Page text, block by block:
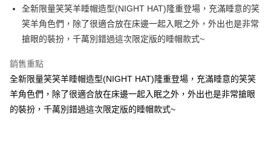
Apple Pay
街口支付
AFTEE先享後付
相關說明
AFTEE先享後付是「在收到商品之後才付款」的支付方式。 讓您購物簡單
ATM付款
全新限量笑笑羊睡帽造型(NIGHT HAT)隆重登場，充滿睡意的笑
笑羊角色們，除了很適合放在床邊一起入眠之外，外出也是非常
搶眼的裝扮，千萬別錯過這次限定版的睡帽款式~
銷售重點
全新限量笑笑羊睡帽造型(NIGHT HAT)隆重登場，充滿睡意的笑笑
羊角色們，除了很適合放在床邊一起入眠之外，外出也是非常搶眼
的裝扮，千萬別錯過這次限定版的睡帽款式~